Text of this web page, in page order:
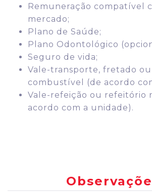
Remuneração compatível
mercado;
Plano de Saúde;
Plano Odontológico
Seguro de vida;
Vale-transporte, fretado
combustível (de acordo
Vale-refeição ou refeitório
acordo com a unidade).